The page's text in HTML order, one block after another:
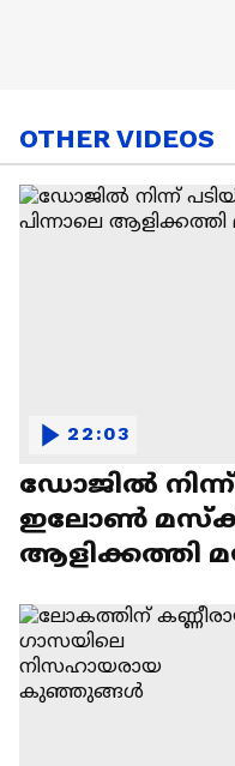
OTHER VIDEOS
ഡോജിൽ നിന്ന്
ഇലോൺ മസ്ക്,
ആളിക്കത്തി
22:03